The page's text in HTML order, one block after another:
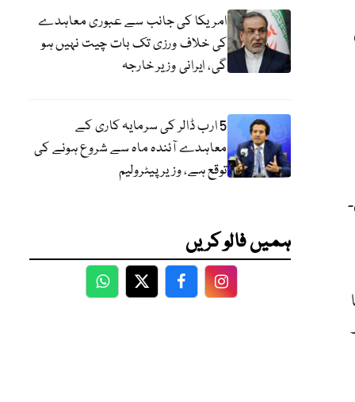
34 لاکھ
امریکا کی جانب سے عبوری معاہدے
کی خلاف ورزی تک بات چیت نہیں ہو
گی، ایرانی وزیر خارجہ
5 ارب ڈالر کی سرمایہ کاری کے
معاہدے آئندہ ماہ سے شروع ہونے کی
توقع ہے، وزیر پیٹرولیم
ہمیں فالو کریں
WhatsApp
TwitterFacebookFacebook